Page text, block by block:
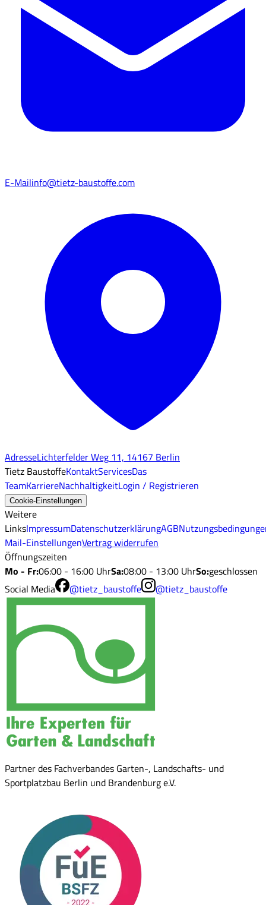
E-Mailinfo@tietz-baustoffe.com
AdresseLichterfelder Weg 11, 14167 Berlin
Tietz BaustoffeKontaktServicesDas
TeamKarriereNachhaltigkeitLogin / Registrieren
Cookie-Einstellungen
Weitere
LinksImpressumDatenschutzerklärungAGB
Mail-EinstellungenVertrag widerrufen
Öffnungszeiten
Mo - Fr:06:00 - 16:00 UhrSa:08:00 - 13:00 UhrSo:geschlossen
Social Media
@tietz_baustoffe @tietz_baustoffe
Partner des Fachverbandes Garten-, Landschafts- und
Sportplatzbau Berlin und Brandenburg e.V.